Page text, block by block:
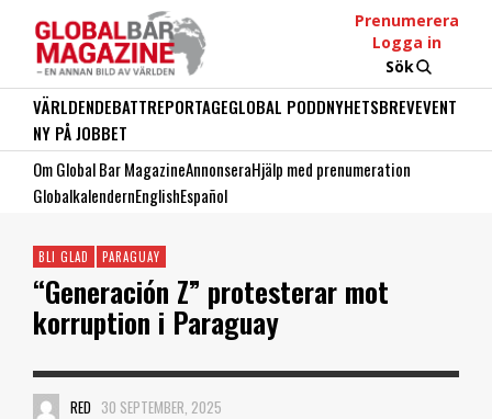
Prenumerera
Logga in
Sök
VÄRLDENDEBATTREPORTAGEGLOBAL PODDNYHETSBREVEVENT
NY PÅ JOBBET
Om Global Bar MagazineAnnonseraHjälp med prenumeration
GlobalkalendernEnglishEspañol
BLI GLAD PARAGUAY
“Generación Z” protesterar mot
korruption i Paraguay
RED 30 SEPTEMBER, 2025